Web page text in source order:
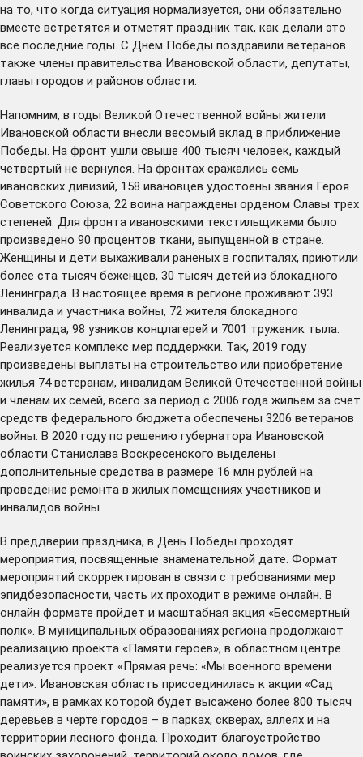
на то, что когда ситуация нормализуется, они обязательно
вместе встретятся и отметят праздник так, как делали это
все последние годы. С Днем Победы поздравили ветеранов
также члены правительства Ивановской области, депутаты,
главы городов и районов области.
Напомним, в годы Великой Отечественной войны жители
Ивановской области внесли весомый вклад в приближение
Победы. На фронт ушли свыше 400 тысяч человек, каждый
четвертый не вернулся. На фронтах сражались семь
ивановских дивизий, 158 ивановцев удостоены звания Героя
Советского Союза, 22 воина награждены орденом Славы трех
степеней. Для фронта ивановскими текстильщиками было
произведено 90 процентов ткани, выпущенной в стране.
Женщины и дети выхаживали раненых в госпиталях, приютили
более ста тысяч беженцев, 30 тысяч детей из блокадного
Ленинграда. В настоящее время в регионе проживают 393
инвалида и участника войны, 72 жителя блокадного
Ленинграда, 98 узников концлагерей и 7001 труженик тыла.
Реализуется комплекс мер поддержки. Так, 2019 году
произведены выплаты на строительство или приобретение
жилья 74 ветеранам, инвалидам Великой Отечественной войны
и членам их семей, всего за период с 2006 года жильем за счет
средств федерального бюджета обеспечены 3206 ветеранов
войны. В 2020 году по решению губернатора Ивановской
области Станислава Воскресенского выделены
дополнительные средства в размере 16 млн рублей на
проведение ремонта в жилых помещениях участников и
инвалидов войны.
В преддверии праздника, в День Победы проходят
мероприятия, посвященные знаменательной дате. Формат
мероприятий скорректирован в связи с требованиями мер
эпидбезопасности, часть их проходит в режиме онлайн. В
онлайн формате пройдет и масштабная акция «Бессмертный
полк». В муниципальных образованиях региона продолжают
реализацию проекта «Памяти героев», в областном центре
реализуется проект «Прямая речь: «Мы военного времени
дети». Ивановская область присоединилась к акции «Сад
памяти», в рамках которой будет высажено более 800 тысяч
деревьев в черте городов – в парках, скверах, аллеях и на
территории лесного фонда. Проходит благоустройство